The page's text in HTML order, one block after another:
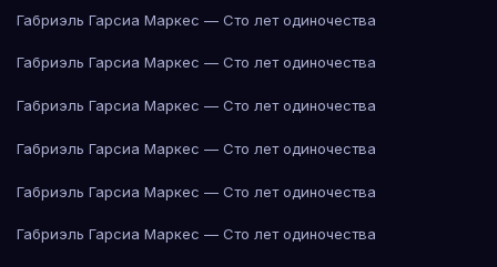
Габриэль Гарсиа Маркес — Сто лет одиночества
Габриэль Гарсиа Маркес — Сто лет одиночества
Габриэль Гарсиа Маркес — Сто лет одиночества
Габриэль Гарсиа Маркес — Сто лет одиночества
Габриэль Гарсиа Маркес — Сто лет одиночества
Габриэль Гарсиа Маркес — Сто лет одиночества